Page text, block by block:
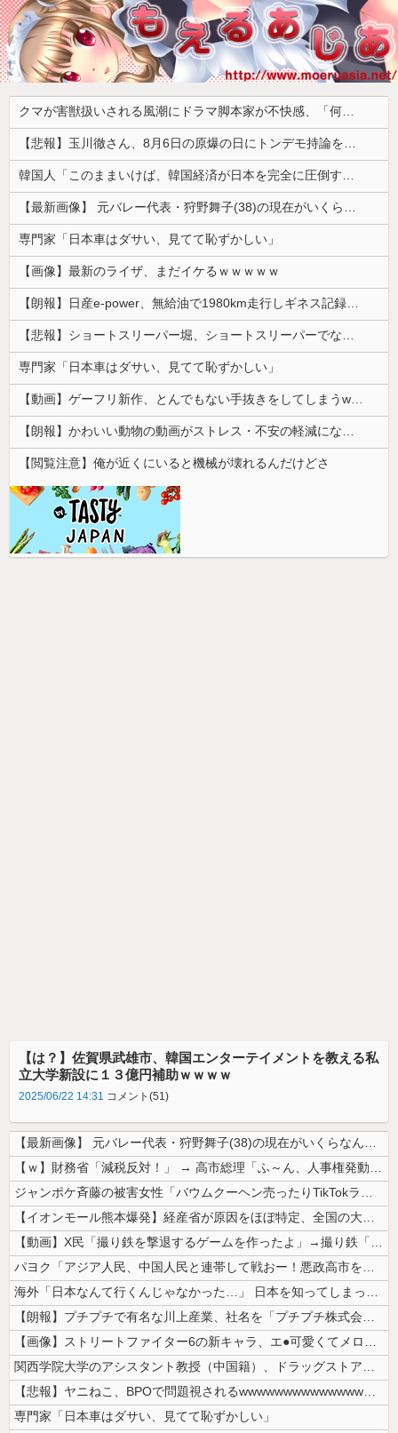
クマが害獣扱いされる風潮にドラマ脚本家が不快感、「何度もクマに会ったことがあるけど全然怖くなかった」と主張しており……
【悲報】玉川徹さん、8月6日の原爆の日にトンデモ持論を展開し物議… → ネット「それ、今日言うことなのか…？」ｗｗｗｗｗｗｗｗｗｗｗｗｗ
韓国人「このままいけば、韓国経済が日本を完全に圧倒することになるのは既定路線ですよね・・・？」
【最新画像】 元バレー代表・狩野舞子(38)の現在がいくらなんでも即ハボすぎる！
専門家「日本車はダサい、見てて恥ずかしい」
【画像】最新のライザ、まだイケるｗｗｗｗｗ
【朗報】日産e-power、無給油で1980km走行しギネス記録を達成 55Lタンクでリッター36km（SUV）
【悲報】ショートスリーパー堀、ショートスリーパーでない事がバレてしまう
専門家「日本車はダサい、見てて恥ずかしい」
【動画】ゲーフリ新作、とんでもない手抜きをしてしまうwwwww
【朗報】かわいい動物の動画がストレス・不安の軽減になる可能性。英大学の研究で実証
【閲覧注意】俺が近くにいると機械が壊れるんだけどさ
【は？】佐賀県武雄市、韓国エンターテイメントを教える私
立大学新設に１３億円補助ｗｗｗｗ
2025/06/22 14:31 コメント(51)
【最新画像】 元バレー代表・狩野舞子(38)の現在がいくらなんでも即ハ...
【ｗ】財務省「減税反対！」 → 高市総理「ふ～ん、人事権発動ね？」 →...
ジャンポケ斉藤の被害女性「バウムクーヘン売ったりTikTokライブして...
【イオンモール熊本爆発】経産省が原因をほぼ特定、全国の大規模施設でガス...
【動画】X民「撮り鉄を撃退するゲームを作ったよ」→撮り鉄「！？！！？？...
パヨク「アジア人民、中国人民と連帯して戦おー！悪政高市を打倒するぞー！...
海外「日本なんて行くんじゃなかった…」 日本を知ってしまったディズニー...
【朗報】プチプチで有名な川上産業、社名を「プチプチ株式会社」に変更ww...
【画像】ストリートファイター6の新キャラ、エ●可愛くてメロメロになるプ...
関西学院大学のアシスタント教授（中国籍）、ドラッグストアで現行犯逮捕 ...
【悲報】ヤニねこ、BPOで問題視されるwwwwwwwwwwwwwwww...
専門家「日本車はダサい、見てて恥ずかしい」